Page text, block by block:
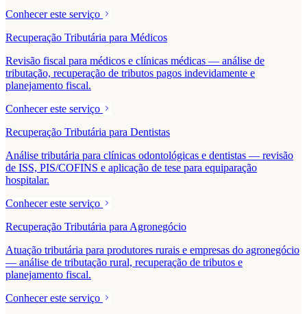
Conhecer este serviço
Recuperação Tributária para Médicos
Revisão fiscal para médicos e clínicas médicas — análise de
tributação, recuperação de tributos pagos indevidamente e
planejamento fiscal.
Conhecer este serviço
Recuperação Tributária para Dentistas
Análise tributária para clínicas odontológicas e dentistas — revisão
de ISS, PIS/COFINS e aplicação de tese para equiparação
hospitalar.
Conhecer este serviço
Recuperação Tributária para Agronegócio
Atuação tributária para produtores rurais e empresas do agronegócio
— análise de tributação rural, recuperação de tributos e
planejamento fiscal.
Conhecer este serviço